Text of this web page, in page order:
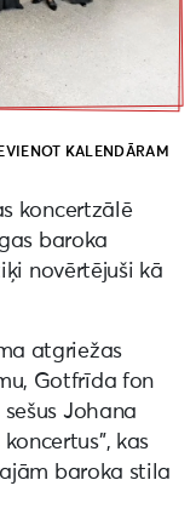
KALENDĀRAM
koncertzālē
baroka
novērtējuši kā
atgriežas
Gotfrīda fon
Johana
kas
baroka stila